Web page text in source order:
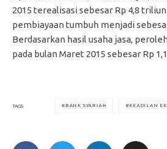
2015 terealisasi sebesar Rp 4,8
pembiayaan tumbuh menjadi
Berdasarkan hasil usaha jasa,
pada bulan Maret 2015 sebesar Rp
TAGS BANK SYARIAH KEADILAN